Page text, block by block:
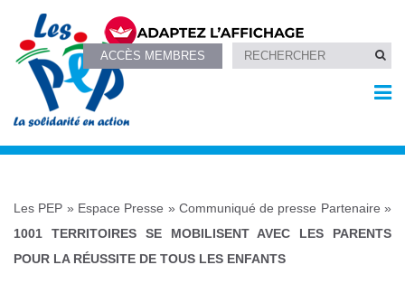
ACCÈS MEMBRES
Les PEP » Espace Presse » Communiqué de presse Partenaire »
1001 TERRITOIRES SE MOBILISENT AVEC LES PARENTS
POUR LA RÉUSSITE DE TOUS LES ENFANTS